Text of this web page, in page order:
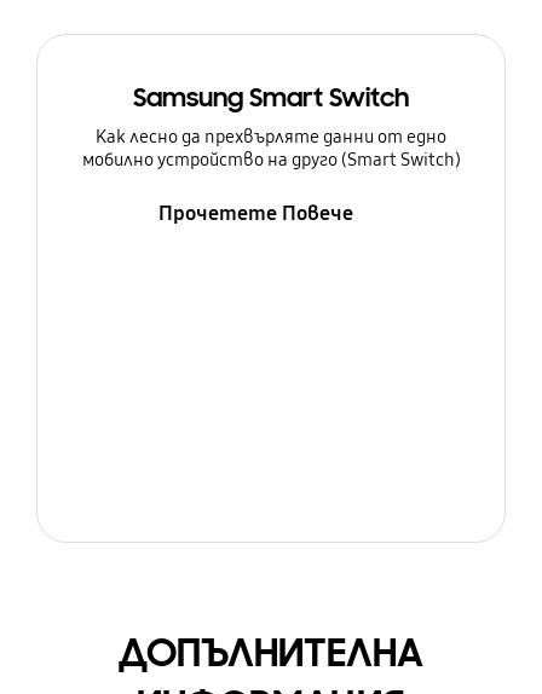
Samsung Smart Switch
Как лесно да прехвърляте данни от едно
мобилно устройство на друго (Smart Switch)
Прочетете Повече
ДОПЪЛНИТЕЛНА